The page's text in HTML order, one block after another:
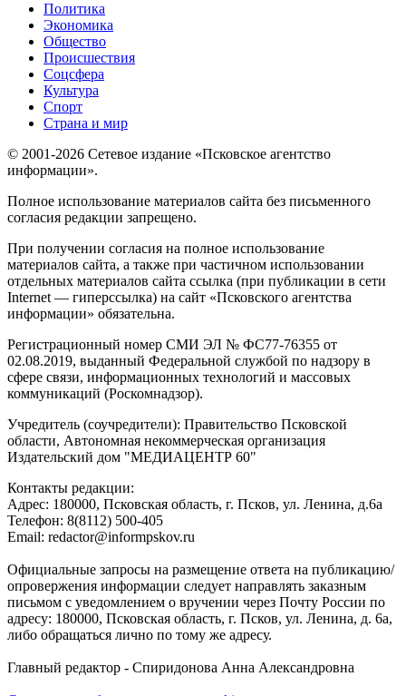
Политика
Экономика
Общество
Происшествия
Соцсфера
Культура
Спорт
Страна и мир
© 2001-2026 Сетевое издание «Псковское агентство
информации».
Полное использование материалов сайта без письменного
согласия редакции запрещено.
При получении согласия на полное использование
материалов сайта, а также при частичном использовании
отдельных материалов сайта ссылка (при публикации в сети
Internet — гиперссылка) на сайт «Псковского агентства
информации» обязательна.
Регистрационный номер СМИ ЭЛ № ФС77-76355 от
02.08.2019, выданный Федеральной службой по надзору в
сфере связи, информационных технологий и массовых
коммуникаций (Роскомнадзор).
Учредитель (соучредители): Правительство Псковской
области, Автономная некоммерческая организация
Издательский дом "МЕДИАЦЕНТР 60"
Контакты редакции:
Адреc: 180000, Псковская область, г. Псков, ул. Ленина, д.6а
Телефон: 8(8112) 500-405
Email: redactor@informpskov.ru
Официальные запросы на размещение ответа на публикацию/
опровержения информации следует направлять заказным
письмом с уведомлением о вручении через Почту России по
адресу: 180000, Псковская область, г. Псков, ул. Ленина, д. 6а,
либо обращаться лично по тому же адресу.
Главный редактор - Спиридонова Анна Александровна